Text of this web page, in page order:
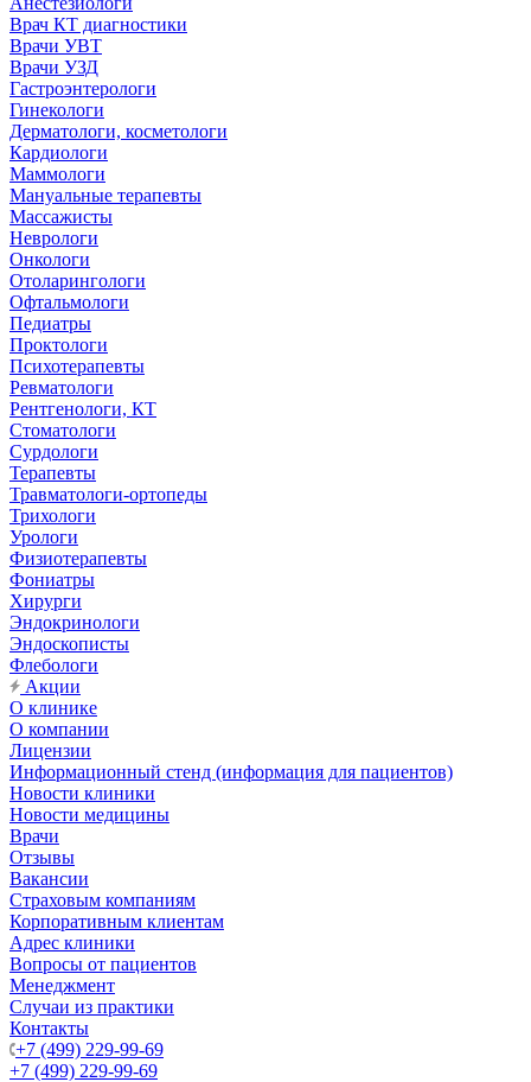
Врач КТ диагностики
Врачи УВТ
Врачи УЗД
Гастроэнтерологи
Гинекологи
Дерматологи, косметологи
Кардиологи
Маммологи
Мануальные терапевты
Массажисты
Неврологи
Онкологи
Отоларингологи
Офтальмологи
Педиатры
Проктологи
Психотерапевты
Ревматологи
Рентгенологи, КТ
Стоматологи
Сурдологи
Терапевты
Травматологи-ортопеды
Трихологи
Урологи
Физиотерапевты
Фониатры
Хирурги
Эндокринологи
Эндоскописты
Флебологи
Акции
О клинике
О компании
Лицензии
Информационный стенд (информация для пациентов)
Новости клиники
Новости медицины
Врачи
Отзывы
Вакансии
Страховым компаниям
Корпоративным клиентам
Адрес клиники
Вопросы от пациентов
Менеджмент
Случаи из практики
Контакты
+7 (499) 229-99-69
+7 (499) 229-99-69